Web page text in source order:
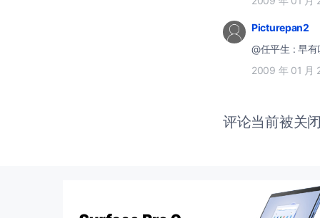
Picturepan2
@任平生 : 早有
2009 年 01 月
评论当前被关闭